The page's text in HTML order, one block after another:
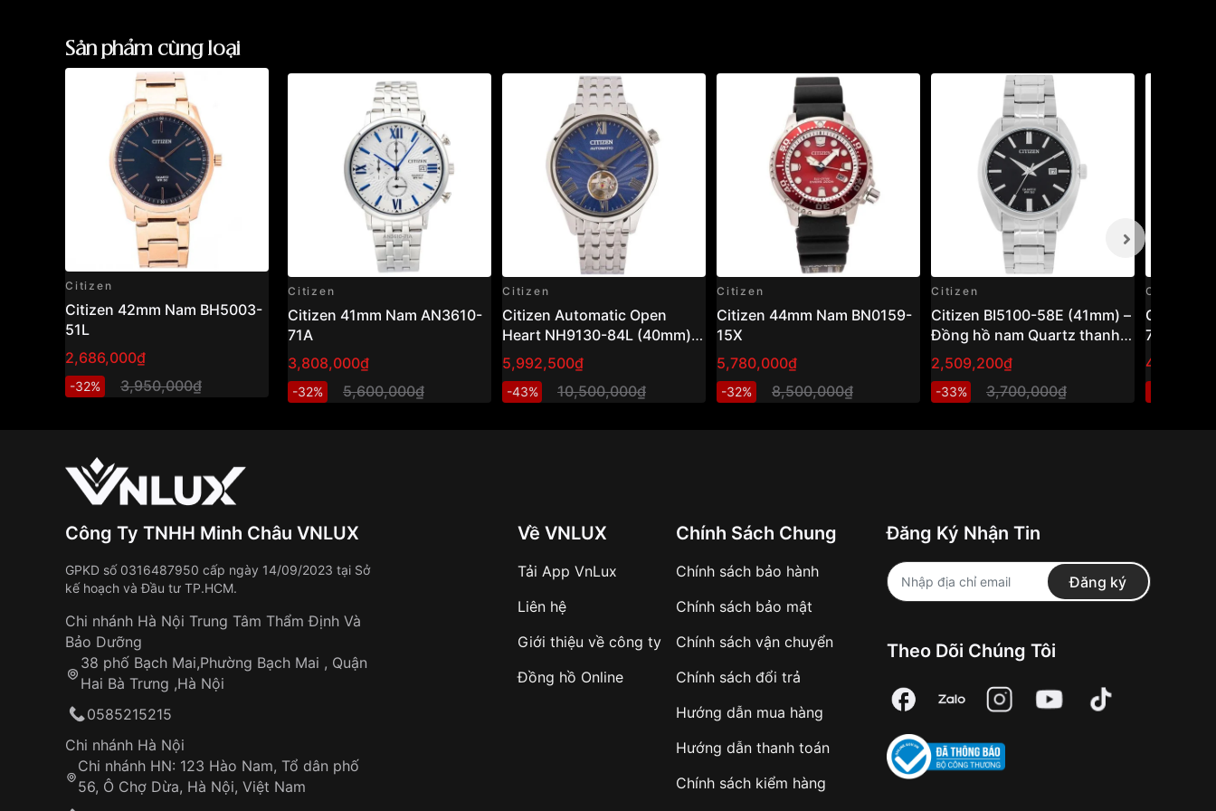
Sản phẩm cùng loại
Citizen
Citizen 42mm Nam BH5003-
51L
2,686,000₫
-32% 3,950,000₫
Citizen
Citizen 41mm Nam AN3610-
71A
3,808,000₫
-32% 5,600,000₫
Citizen
Citizen Automatic Open
Heart NH9130-84L (40mm) –
Đồng hồ nam cơ hở tim, mặt
xanh sang trọng
5,992,500₫
-43% 10,500,000₫
Citizen
Citizen 44mm Nam BN0159-
15X
5,780,000₫
-32% 8,500,000₫
Citizen
Citizen BI5100-58E (41mm) –
Đồng hồ nam Quartz thanh
lịch, thiết kế cổ điển dễ đeo
2,509,200₫
-33% 3,700,000₫
Citizen
Citizen
75L
Công Ty TNHH Minh Châu VNLUX
GPKD số 0316487950 cấp ngày 14/09/2023 tại Sở
kế hoạch và Đầu tư TP.HCM.
Chi nhánh Hà Nội Trung Tâm Thẩm Định Và
Bảo Dưỡng
38 phố Bạch Mai,Phường Bạch Mai , Quận
Hai Bà Trưng ,Hà Nội
0585215215
Chi nhánh Hà Nội
Chi nhánh HN: 123 Hào Nam, Tổ dân phố
56, Ô Chợ Dừa, Hà Nội, Việt Nam
Về VNLUX
Tải App VnLux
Liên hệ
Giới thiệu về công ty
Đồng hồ Online
Chính Sách Chung
Chính sách bảo hành
Chính sách bảo mật
Chính sách vận chuyển
Chính sách đổi trả
Hướng dẫn mua hàng
Hướng dẫn thanh toán
Chính sách kiểm hàng
Đăng Ký Nhận Tin
Đăng ký
Theo Dõi Chúng Tôi